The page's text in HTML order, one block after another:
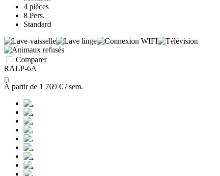
4 pièces
8 Pers.
Standard
Comparer
RALP-6A
À partir de 1 769 € / sem.